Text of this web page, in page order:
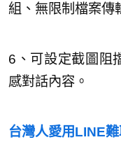
組、無限制檔案傳
6、可設定截圖阻
感對話內容。
台灣人愛用LINE